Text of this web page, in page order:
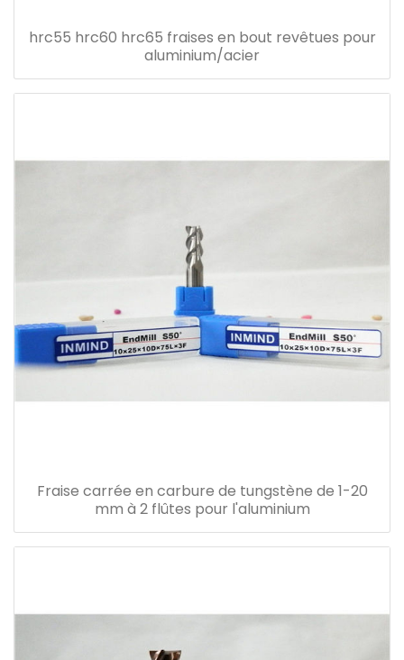
hrc55 hrc60 hrc65 fraises en bout revêtues pour
aluminium/acier
Fraise carrée en carbure de tungstène de 1-20
mm à 2 flûtes pour l'aluminium